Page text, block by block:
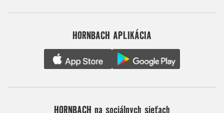
HORNBACH APLIKÁCIA
HORNBACH na sociálnych sieťach